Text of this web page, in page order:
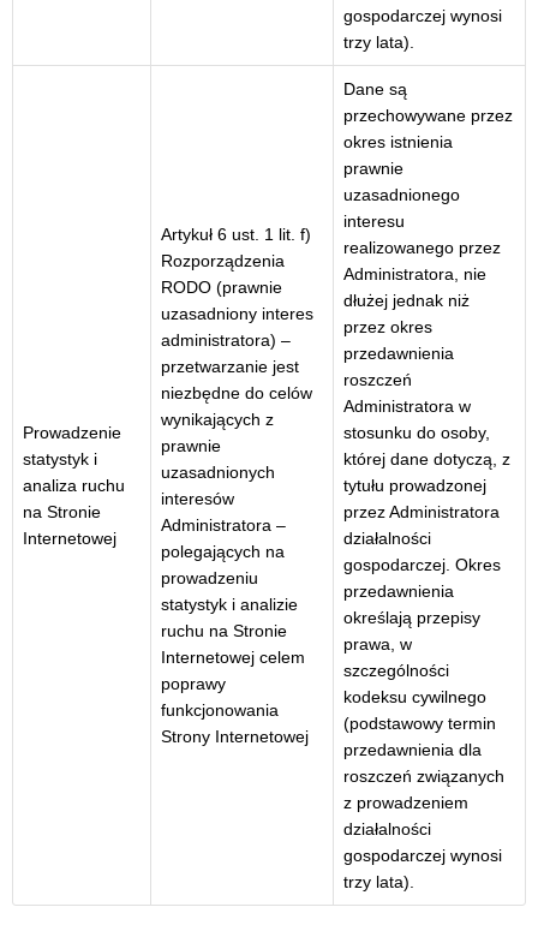
gospodarczej wynosi
trzy lata).
Prowadzenie
statystyk i
analiza ruchu
na Stronie
Internetowej
Artykuł 6 ust. 1 lit. f)
Rozporządzenia
RODO (prawnie
uzasadniony interes
administratora) –
przetwarzanie jest
niezbędne do celów
wynikających z
prawnie
uzasadnionych
interesów
Administratora –
polegających na
prowadzeniu
statystyk i analizie
ruchu na Stronie
Internetowej celem
poprawy
funkcjonowania
Strony Internetowej
Dane są
przechowywane przez
okres istnienia
prawnie
uzasadnionego
interesu
realizowanego przez
Administratora, nie
dłużej jednak niż
przez okres
przedawnienia
roszczeń
Administratora w
stosunku do osoby,
której dane dotyczą, z
tytułu prowadzonej
przez Administratora
działalności
gospodarczej. Okres
przedawnienia
określają przepisy
prawa, w
szczególności
kodeksu cywilnego
(podstawowy termin
przedawnienia dla
roszczeń związanych
z prowadzeniem
działalności
gospodarczej wynosi
trzy lata).